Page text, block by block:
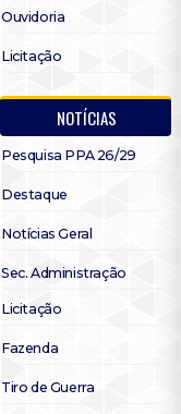
Ouvidoria
Licitação
NOTÍCIAS
Pesquisa PPA 26/29
Destaque
Notícias Geral
Sec. Administração
Licitação
Fazenda
Tiro de Guerra